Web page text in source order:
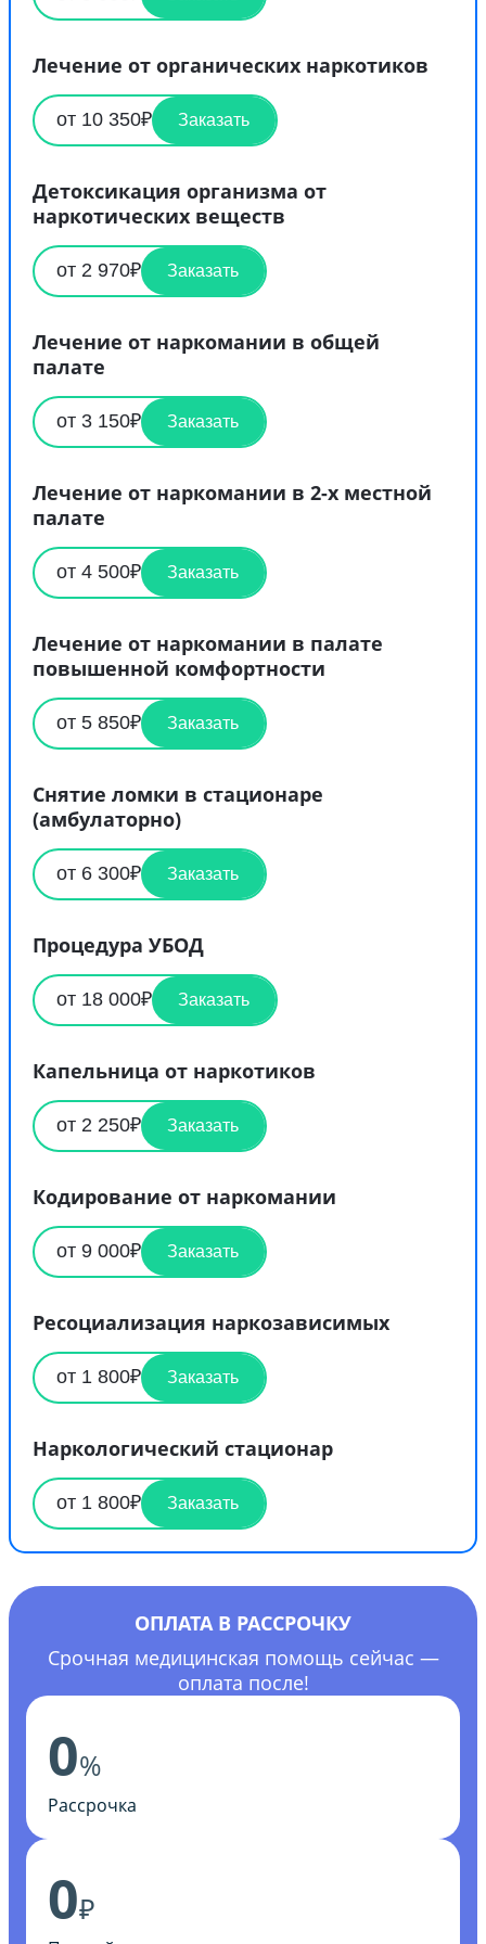
Лечение от органических наркотиков
от 10 350₽ Заказать
Детоксикация организма от
наркотических веществ
от 2 970₽ Заказать
Лечение от наркомании в общей
палате
от 3 150₽ Заказать
Лечение от наркомании в 2-х местной
палате
от 4 500₽ Заказать
Лечение от наркомании в палате
повышенной комфортности
от 5 850₽ Заказать
Снятие ломки в стационаре
(амбулаторно)
от 6 300₽ Заказать
Процедура УБОД
от 18 000₽ Заказать
Капельница от наркотиков
от 2 250₽ Заказать
Кодирование от наркомании
от 9 000₽ Заказать
Ресоциализация наркозависимых
от 1 800₽ Заказать
Наркологический стационар
от 1 800₽ Заказать
ОПЛАТА В РАССРОЧКУ
Срочная медицинская помощь сейчас —
оплата после!
0%
Рассрочка
0₽